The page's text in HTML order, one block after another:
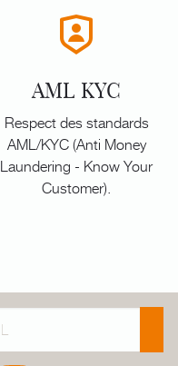
AML KYC
Respect des standards
AML/KYC (Anti Money
Laundering - Know Your
Customer).